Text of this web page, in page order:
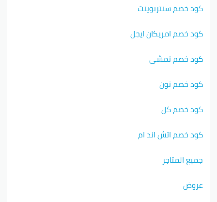
كود خصم سنتربوينت
كود خصم امريكان ايجل
كود خصم نمشي
كود خصم نون
كود خصم كل
كود خصم اتش اند ام
جميع المتاجر
عروض